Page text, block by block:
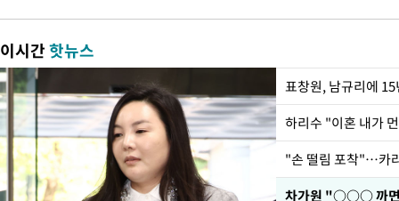
이시간핫뉴스
하리수 "이혼 내가
"손 떨림 포착"…카